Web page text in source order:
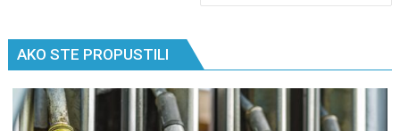
AKO STE PROPUSTILI